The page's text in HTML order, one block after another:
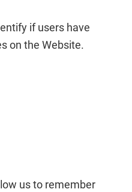
if users have
on the Website.
us to remember